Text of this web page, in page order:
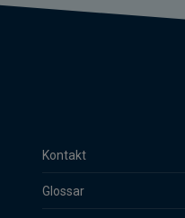
Kontakt
Glossar